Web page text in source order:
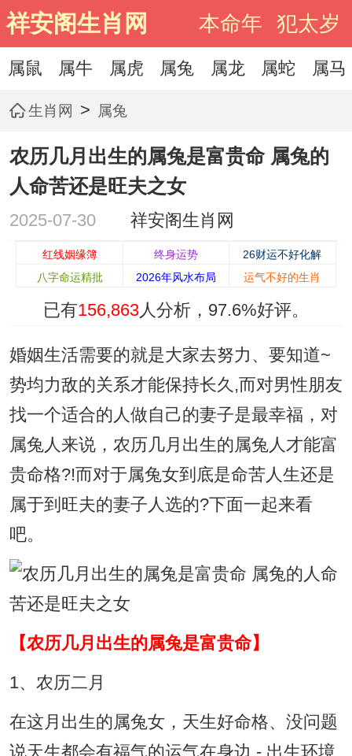
祥安阁生肖网 本命年 犯太岁
属鼠 属牛 属虎 属兔 属龙 属蛇 属马
生肖网 > 属兔
农历几月出生的属兔是富贵命 属兔的
人命苦还是旺夫之女
2025-07-30 祥安阁生肖网
红线姻缘簿 终身运势
26财运不好化解
八字命运精批
2026年风水布局 运气不好的生肖
已有156,863人分析， 97.6%好评。
婚姻生活需要的就是大家去努力、要知道~
势均力敌的关系才能保持长久,而对男性朋友
找一个适合的人做自己的妻子是最幸福，对
属兔人来说，农历几月出生的属兔人才能富
贵命格?!而对于属兔女到底是命苦人生还是
属于到旺夫的妻子人选的?下面一起来看
吧。
【农历几月出生的属兔是富贵命】
1、农历二月
在这月出生的属兔女，天生好命格、没问题